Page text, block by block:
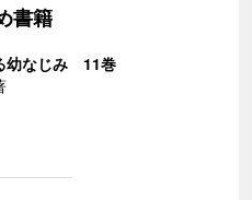
書籍
幼なじみ 11巻